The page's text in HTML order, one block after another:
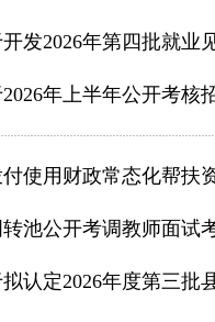
发2026年第四批就业
年上半年公开考核
使用财政常态化帮扶
池公开考调教师面试
认定2026年度第三批